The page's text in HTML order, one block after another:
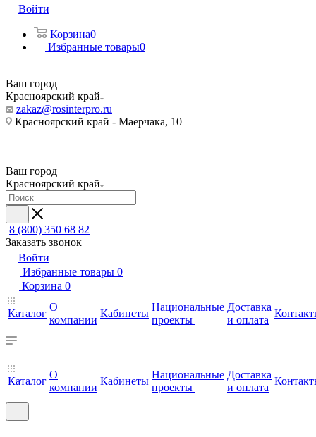
Войти
Корзина0
Избранные товары0
Ваш город
Красноярский край
zakaz@rosinterpro.ru
Красноярский край - Маерчака, 10
Ваш город
Красноярский край
8 (800) 350 68 82
Заказать звонок
Войти
Избранные товары 0
Корзина 0
Каталог
О
компании
Кабинеты
Национальные
проекты
Доставка
и оплата
Каталог
О
компании
Кабинеты
Национальные
проекты
Доставка
и оплата